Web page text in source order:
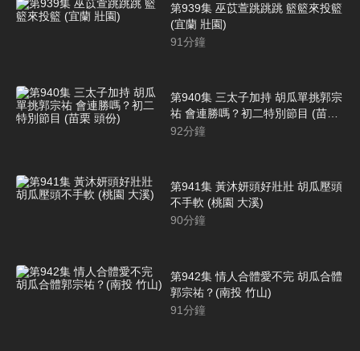
第939集 巫苡萱跳跳跳 籃籃來投籃
(宜蘭 壯園)
91分鐘
第940集 三太子加持 胡瓜單挑郭宗
祐 會連勝嗎？初二特別節目 (苗栗
頭份)
92分鐘
第941集 黃沐妍頭好壯壯 胡瓜壓頭
不手軟 (桃園 大溪)
90分鐘
第942集 情人合體愛不完 胡瓜合體
郭宗祐？(南投 竹山)
91分鐘